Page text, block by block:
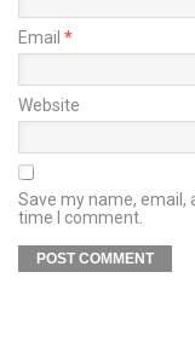
Email *
Website
Save my name,
time I comment.